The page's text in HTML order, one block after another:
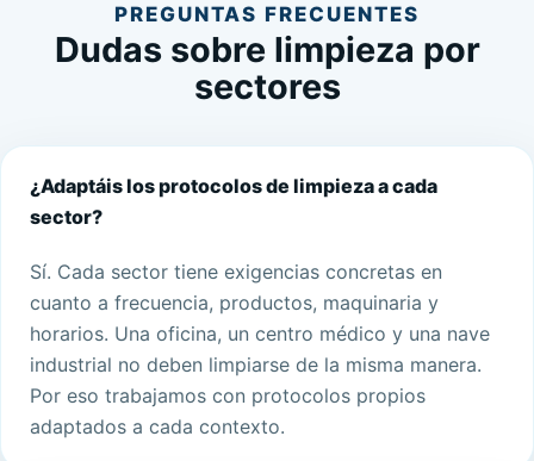
PREGUNTAS FRECUENTES
Dudas sobre limpieza por
sectores
¿Adaptáis los protocolos de limpieza a cada
sector?
Sí. Cada sector tiene exigencias concretas en
cuanto a frecuencia, productos, maquinaria y
horarios. Una oficina, un centro médico y una nave
industrial no deben limpiarse de la misma manera.
Por eso trabajamos con protocolos propios
adaptados a cada contexto.